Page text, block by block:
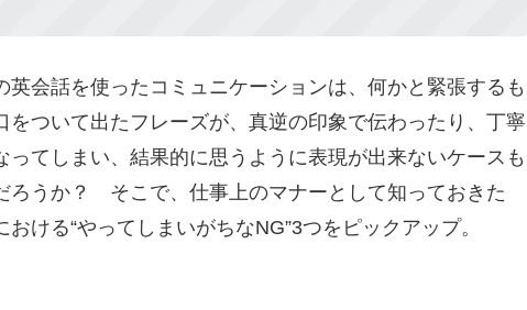
会話を使ったコミュニケーションは、何かと緊張するも
をついて出たフレーズが、真逆の印象で伝わったり、丁寧
ってしまい、結果的に思うように表現が出来ないケースも
ろうか？ そこで、仕事上のマナーとして知っておきた
ける“やってしまいがちなNG”3つをピックアップ。